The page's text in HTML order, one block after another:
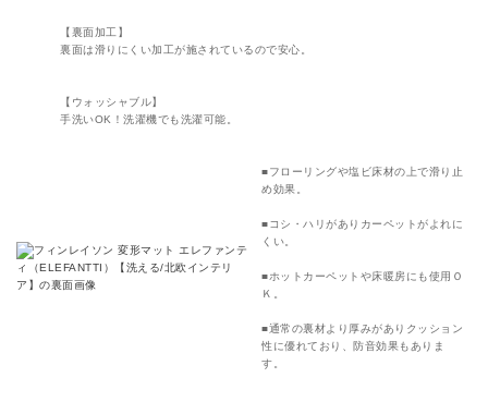
【裏面加工】
裏面は滑りにくい加工が施されているので安心。
【ウォッシャブル】
手洗いOK！洗濯機でも洗濯可能。
■フローリングや塩ビ床材の上で滑り止
め効果。
■コシ・ハリがありカーペットがよれに
くい。
■ホットカーペットや床暖房にも使用Ｏ
Ｋ。
■通常の裏材より厚みがありクッション
性に優れており、防音効果もありま
す。